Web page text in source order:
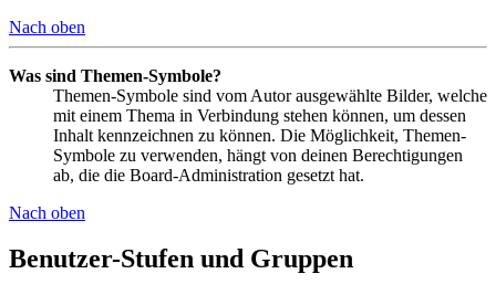
Nach oben
Was sind Themen-Symbole?
Themen-Symbole sind vom Autor ausgewählte Bilder, welche
mit einem Thema in Verbindung stehen können, um dessen
Inhalt kennzeichnen zu können. Die Möglichkeit, Themen-
Symbole zu verwenden, hängt von deinen Berechtigungen
ab, die die Board-Administration gesetzt hat.
Nach oben
Benutzer-Stufen und Gruppen